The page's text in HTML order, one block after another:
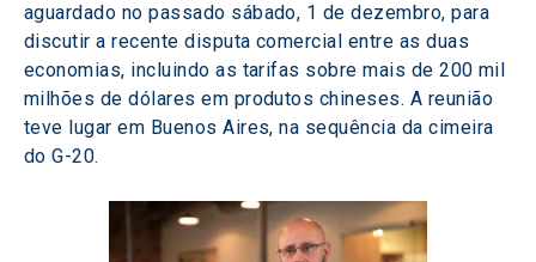
aguardado no passado sábado, 1 de dezembro, para
discutir a recente disputa comercial entre as duas
economias, incluindo as tarifas sobre mais de 200 mil
milhões de dólares em produtos chineses. A reunião
teve lugar em Buenos Aires, na sequência da cimeira
do G-20.